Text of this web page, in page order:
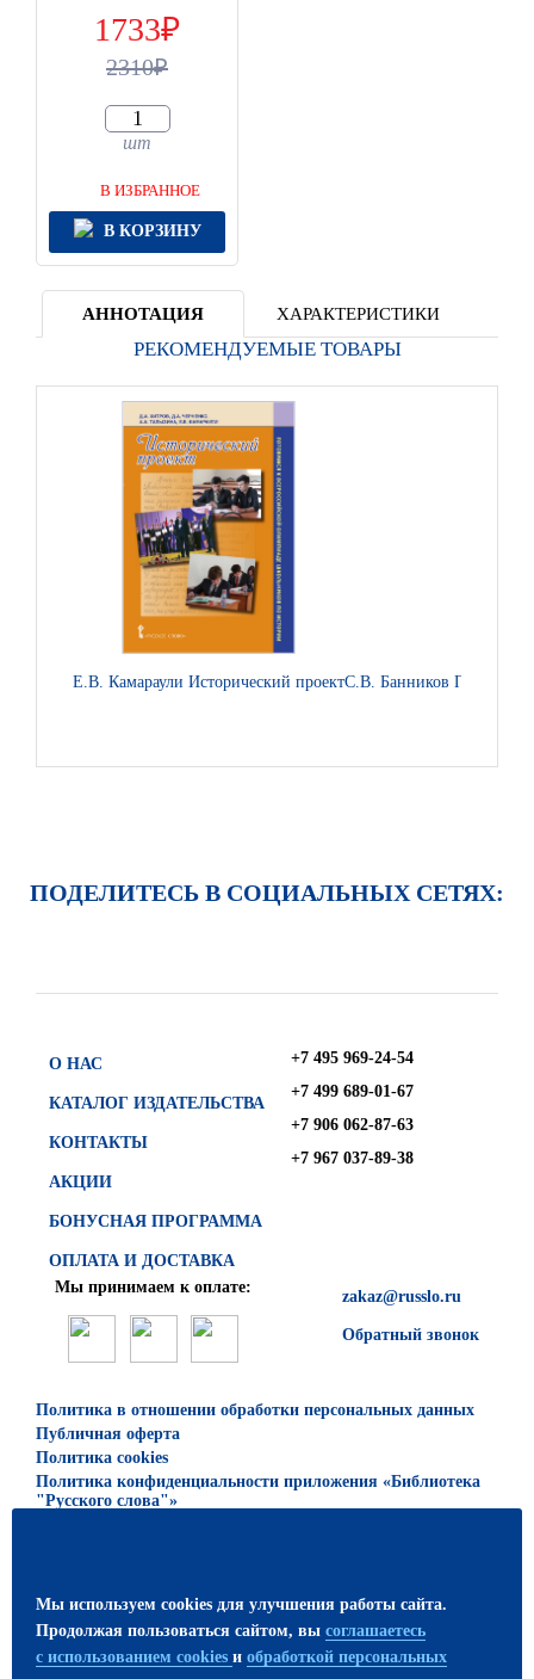
1733
2310
шт
В ИЗБРАННОЕ
В КОРЗИНУ
АННОТАЦИЯ ХАРАКТЕРИСТИКИ
РЕКОМЕНДУЕМЫЕ ТОВАРЫ
Е.В. Камараули Исторический проектС.В. Банников
ПОДЕЛИТЕСЬ В СОЦИАЛЬНЫХ СЕТЯХ:
О НАС
КАТАЛОГ ИЗДАТЕЛЬСТВА
КОНТАКТЫ
АКЦИИ
БОНУСНАЯ ПРОГРАММА
ОПЛАТА И ДОСТАВКА
+7 495 969-24-54
+7 499 689-01-67
+7 906 062-87-63
+7 967 037-89-38
zakaz@russlo.ru
Обратный звонок
Мы принимаем к оплате:
Политика в отношении обработки персональных данных
Публичная оферта
Политика cookies
Политика конфиденциальности приложения «Библиотека
"Русского слова"»
возможно только с письменного разрешения
издательства.
Мы используем cookies для улучшения работы сайта.
Продолжая пользоваться сайтом, вы соглашаетесь
с использованием cookies и обработкой персональных